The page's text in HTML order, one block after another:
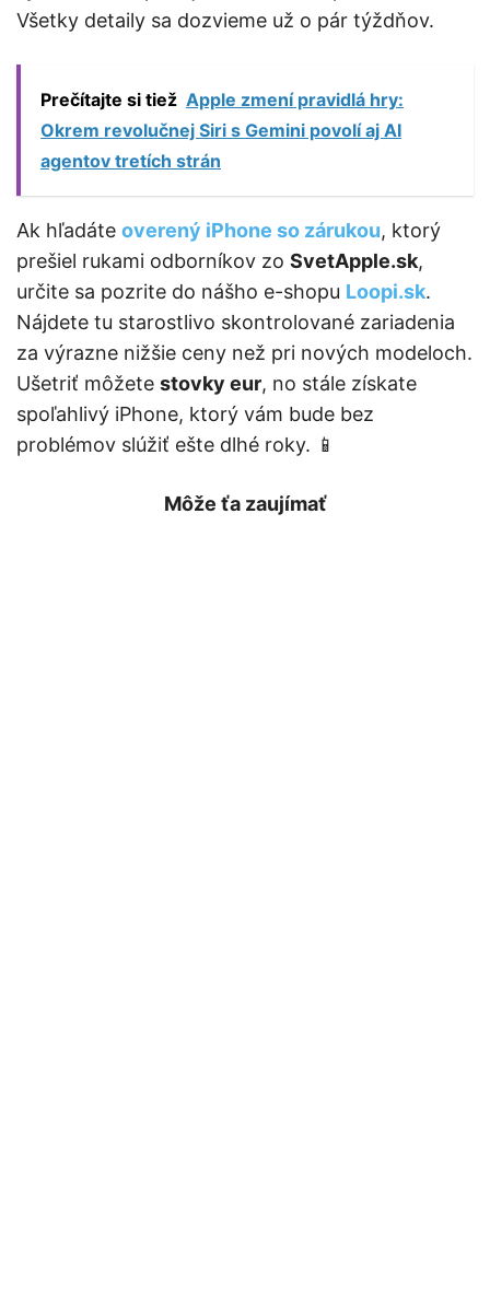
Všetky detaily sa dozvieme už o pár týždňov.
Prečítajte si tiež Apple zmení pravidlá hry:
Okrem revolučnej Siri s Gemini povolí aj AI
agentov tretích strán
Ak hľadáte overený iPhone so zárukou, ktorý
prešiel rukami odborníkov zo SvetApple.sk,
určite sa pozrite do nášho e-shopu Loopi.sk.
Nájdete tu starostlivo skontrolované zariadenia
za výrazne nižšie ceny než pri nových modeloch.
Ušetriť môžete stovky eur, no stále získate
spoľahlivý iPhone, ktorý vám bude bez
problémov slúžiť ešte dlhé roky. 📱
Môže ťa zaujímať